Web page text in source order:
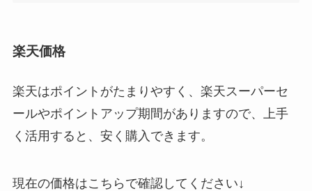
楽天価格
楽天はポイントがたまりやすく、楽天スーパーセ
ールやポイントアップ期間がありますので、上手
く活用すると、安く購入できます。
現在の価格はこちらで確認してください↓